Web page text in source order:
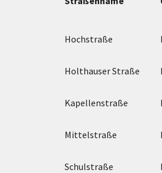
Hochstraße
Holthauser Straße
Kapellenstraße
Mittelstraße
Schulstraße